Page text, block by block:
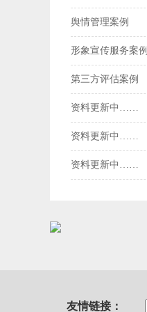
舆情管理案例
形象宣传服务案例
第三方评估案例
资料更新中……
资料更新中……
资料更新中……
友情链接：